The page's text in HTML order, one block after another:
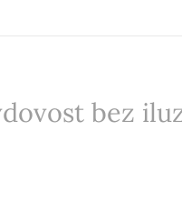
bez